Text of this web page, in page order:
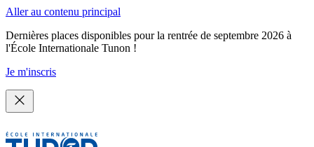
Aller au contenu principal
Dernières places disponibles pour la rentrée de septembre 2026 à
l'École Internationale Tunon !
Je m'inscris